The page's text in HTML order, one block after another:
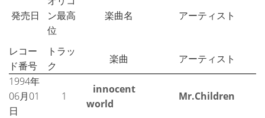
発売日
ン最高
位
楽曲名 アーティスト
レコー
ド番号
トラッ
ク
楽曲
アーティスト
1994年
06月01
日
1
innocent
world
Mr.Children